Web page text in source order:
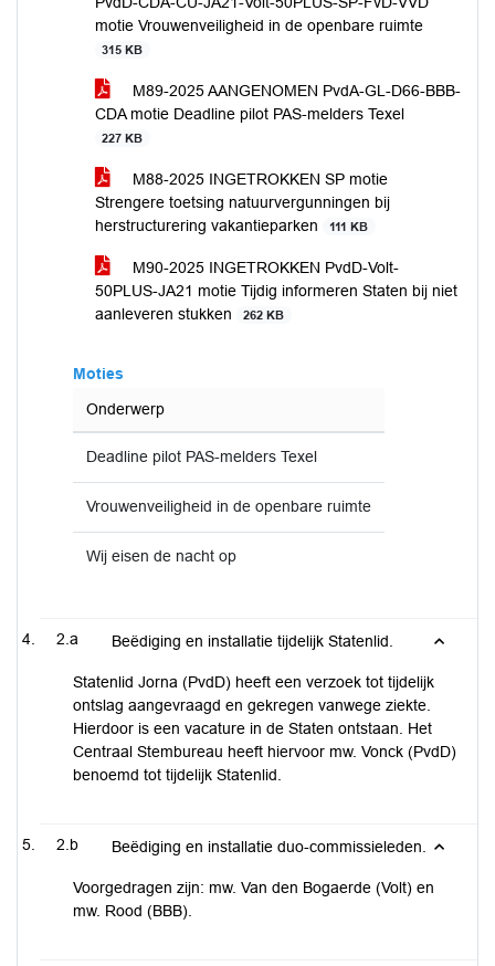
motie Vrouwenveiligheid in de openbare ruimte
315 KB
M89-2025 AANGENOMEN PvdA-GL-D66-BBB-
CDA motie Deadline pilot PAS-melders Texel
227 KB
M88-2025 INGETROKKEN SP motie
Strengere toetsing natuurvergunningen bij
herstructurering vakantieparken
111 KB
M90-2025 INGETROKKEN PvdD-Volt-
50PLUS-JA21 motie Tijdig informeren Staten bij niet
aanleveren stukken
262 KB
Moties
Onderwerp
Deadline pilot PAS-melders Texel
Vrouwenveiligheid in de openbare ruimte
Wij eisen de nacht op
2.a Beëdiging en installatie tijdelijk Statenlid.
Statenlid Jorna (PvdD) heeft een verzoek tot tijdelijk
ontslag aangevraagd en gekregen vanwege ziekte.
Hierdoor is een vacature in de Staten ontstaan. Het
Centraal Stembureau heeft hiervoor mw. Vonck (PvdD)
benoemd tot tijdelijk Statenlid.
2.b Beëdiging en installatie duo-commissieleden.
Voorgedragen zijn: mw. Van den Bogaerde (Volt) en
mw. Rood (BBB).